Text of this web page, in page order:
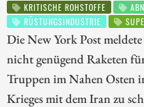
KRITISCHE ROHSTOFFE
RÜSTUNGSINDUSTRIE
Die New York Post
nicht genügend Raketen
Truppen im Nahen Osten
Krieges mit dem Iran zu